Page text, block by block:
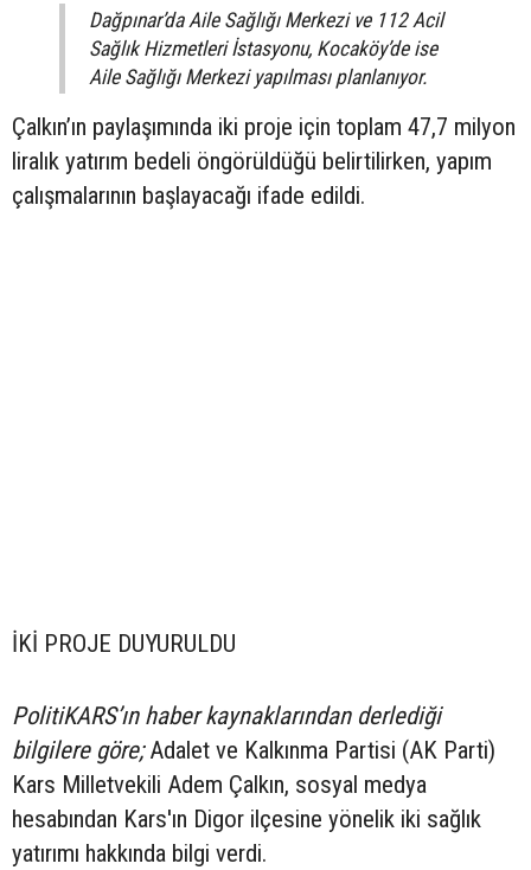
Dağpınar’da Aile Sağlığı Merkezi ve 112 Acil
Sağlık Hizmetleri İstasyonu, Kocaköy’de ise
Aile Sağlığı Merkezi yapılması planlanıyor.
Çalkın’ın paylaşımında iki proje için toplam 47,7 milyon
liralık yatırım bedeli öngörüldüğü belirtilirken, yapım
çalışmalarının başlayacağı ifade edildi.
İKİ PROJE DUYURULDU
PolitiKARS’ın haber kaynaklarından derlediği
bilgilere göre;Adalet ve Kalkınma Partisi (AK Parti)
Kars Milletvekili Adem Çalkın, sosyal medya
hesabından Kars'ın Digor ilçesine yönelik iki sağlık
yatırımı hakkında bilgi verdi.